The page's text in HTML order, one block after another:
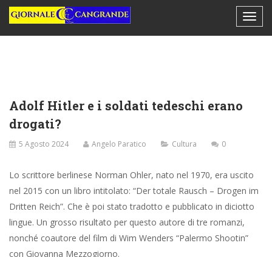
Adolf Hitler e i soldati tedeschi erano
drogati?
5 Agosto 2024 Angelo Paratico Cultura 0
Lo scrittore berlinese Norman Ohler, nato nel 1970, era uscito
nel 2015 con un libro intitolato: “Der totale Rausch – Drogen im
Dritten Reich”. Che è poi stato tradotto e pubblicato in diciotto
lingue. Un grosso risultato per questo autore di tre romanzi,
nonché coautore del film di Wim Wenders “Palermo Shootin”
con Giovanna Mezzogiorno.